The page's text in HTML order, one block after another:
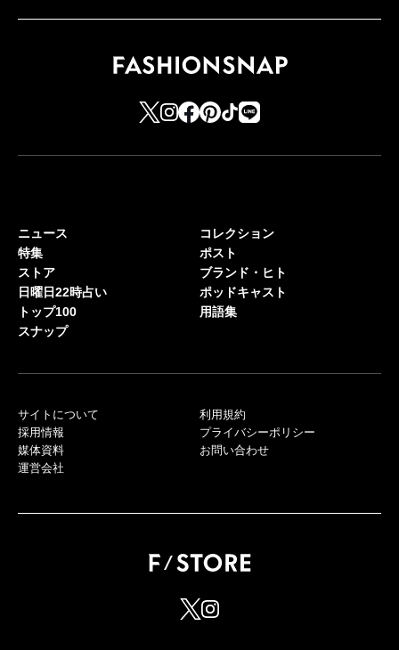
ニュース
特集
ストア
日曜日22時占い
トップ100
スナップ
コレクション
ポスト
ブランド・ヒト
ポッドキャスト
用語集
サイトについて
採用情報
媒体資料
運営会社
利用規約
プライバシーポリシー
お問い合わせ